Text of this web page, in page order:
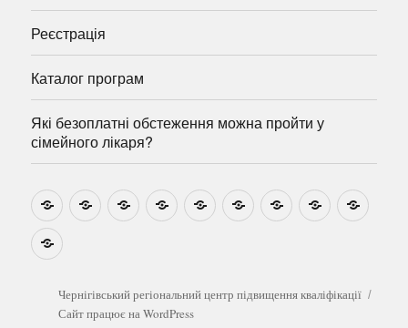
Реєстрація
Каталог програм
Які безоплатні обстеження можна пройти у
сімейного лікаря?
НовиниНавчально-
методичні
Ми
на
Звіти Про
центр
План
графік
Розумовські
зустрічі
Реєстрація
Які
безоплатні
можна
пройти
у
Чернігівський регіональний центр підвищення кваліфікації
Сайт працює на WordPress